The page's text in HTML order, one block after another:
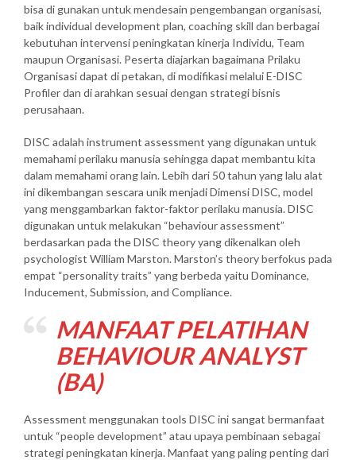
bisa di gunakan untuk mendesain pengembangan organisasi,
baik individual development plan, coaching skill dan berbagai
kebutuhan intervensi peningkatan kinerja Individu, Team
maupun Organisasi. Peserta diajarkan bagaimana Prilaku
Organisasi dapat di petakan, di modifikasi melalui E-DISC
Profiler dan di arahkan sesuai dengan strategi bisnis
perusahaan.
DISC adalah instrument assessment yang digunakan untuk
memahami perilaku manusia sehingga dapat membantu kita
dalam memahami orang lain. Lebih dari 50 tahun yang lalu alat
ini dikembangan sescara unik menjadi Dimensi DISC, model
yang menggambarkan faktor-faktor perilaku manusia. DISC
digunakan untuk melakukan “behaviour assessment”
berdasarkan pada the DISC theory yang dikenalkan oleh
psychologist William Marston. Marston’s theory berfokus pada
empat “personality traits” yang berbeda yaitu Dominance,
Inducement, Submission, and Compliance.
MANFAAT PELATIHAN
BEHAVIOUR ANALYST
(BA)
Assessment menggunakan tools DISC ini sangat bermanfaat
untuk “people development” atau upaya pembinaan sebagai
strategi peningkatan kinerja. Manfaat yang paling penting dari